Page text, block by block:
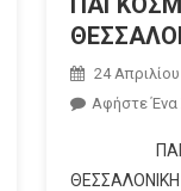
24
Αφήστε Ένα